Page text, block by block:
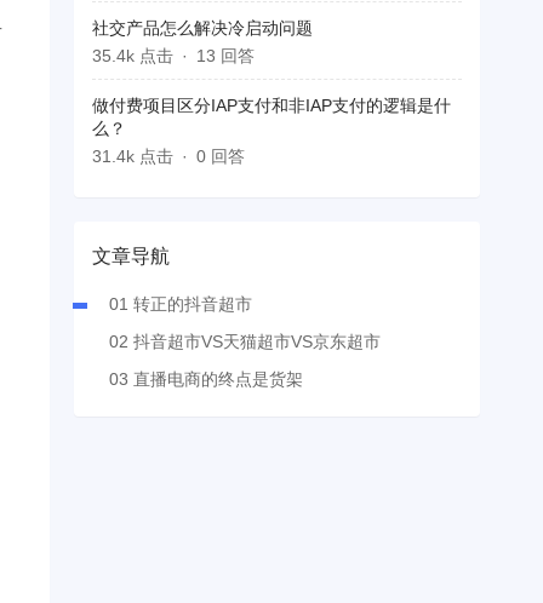
社交产品怎么解决冷启动问题
35.4k 点击
13 回答
做付费项目区分IAP支付和非IAP支付的逻辑是什
么？
31.4k 点击
0 回答
文章导航
01 转正的抖音超市
02 抖音超市VS天猫超市VS京东超市
03 直播电商的终点是货架